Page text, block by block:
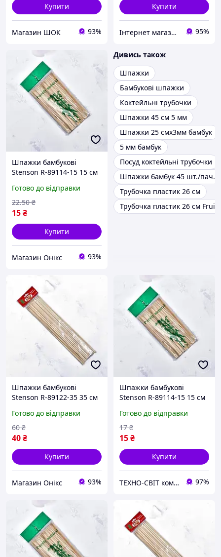
Купити
Магазин ШОК 93%
Купити
Інтернет магазин ЕЙФОРІЯ 95%
Шпажки бамбукові
Stenson R-89114-15 15 см
якість
Готово до відправки
15₴
22.50 ₴
Купити
Магазин Онікс 93%
Дивись також
Шпажки
Бамбукові шпажки
Коктейльні трубочки
Шпажки 45 см 5 мм
Шпажки 25 смх3мм бамбук
5 мм бамбук
Посуд коктейльні трубочки
Шпажки бамбук 45 шт./пач.
Трубочка пластик 26 см
Трубочка пластик 26 см Fruits
Шпажки бамбукові
Stenson R-89122-35 35 см
якість
Готово до відправки
40₴
60 ₴
Купити
Магазин Онікс 93%
Шпажки бамбукові
Stenson R-89114-15 15 см
Готово до відправки
15₴
17 ₴
Купити
ТЕХНО-СВІТ компьютерна техніка, мобільні аксесуари, електронна техніка та багато іншого. 97%